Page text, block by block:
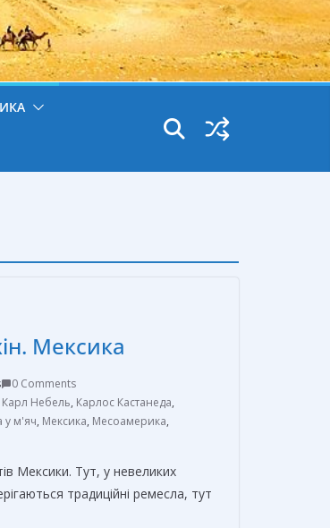
Мексика
0 Comments
Карл Небель, Карлос Кастанеда,
у м'яч, Мексика, Месоамерика,
Мексики. Тут, у невеликих
традиційні ремесла, тут